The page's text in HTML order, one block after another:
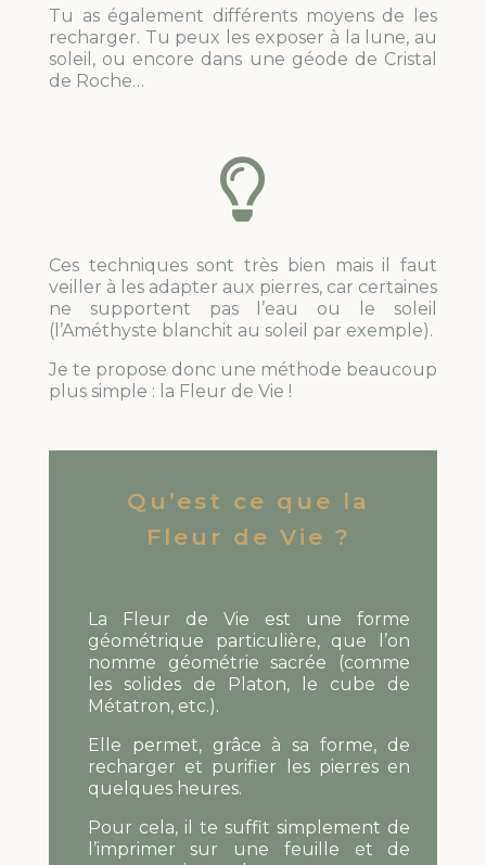
Tu as également différents moyens de les
recharger. Tu peux les exposer à la lune, au
soleil, ou encore dans une géode de Cristal
de Roche…

Ces techniques sont très bien mais il faut
veiller à les adapter aux pierres, car certaines
ne supportent pas l’eau ou le soleil
(l’Améthyste blanchit au soleil par exemple).
Je te propose donc une méthode beaucoup
plus simple : la Fleur de Vie !
Qu’est ce que la
Fleur de Vie ?
La Fleur de Vie est une forme
géométrique particulière, que l’on
nomme géométrie sacrée (comme
les solides de Platon, le cube de
Métatron, etc.).
Elle permet, grâce à sa forme, de
recharger et purifier les pierres en
quelques heures.
Pour cela, il te suffit simplement de
l’imprimer sur une feuille et de